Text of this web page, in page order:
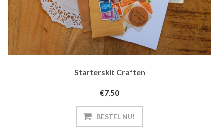
Starterskit Craften
€7,50
BESTEL NU!